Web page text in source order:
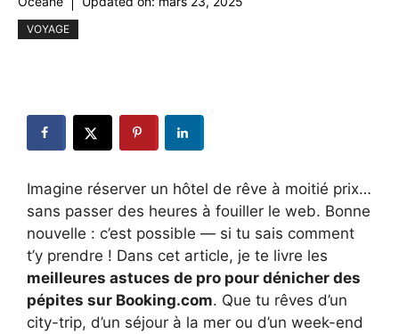
VOYAGE
Imagine réserver un hôtel de rêve à moitié prix…
sans passer des heures à fouiller le web. Bonne
nouvelle : c’est possible — si tu sais comment
t’y prendre ! Dans cet article, je te livre les
meilleures astuces de pro pour dénicher des
pépites sur Booking.com. Que tu rêves d’un
city-trip, d’un séjour à la mer ou d’un week-end